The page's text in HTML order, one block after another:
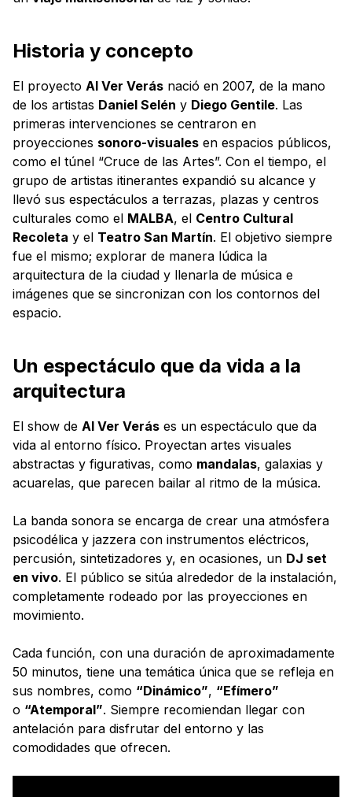
Historia y concepto
El proyecto Al Ver Verás nació en 2007, de la mano
de los artistas Daniel Selén y Diego Gentile. Las
primeras intervenciones se centraron en
proyecciones sonoro-visuales en espacios públicos,
como el túnel “Cruce de las Artes”. Con el tiempo, el
grupo de artistas itinerantes expandió su alcance y
llevó sus espectáculos a terrazas, plazas y centros
culturales como el MALBA, el Centro Cultural
Recoleta y el Teatro San Martín. El objetivo siempre
fue el mismo; explorar de manera lúdica la
arquitectura de la ciudad y llenarla de música e
imágenes que se sincronizan con los contornos del
espacio.
Un espectáculo que da vida a la
arquitectura
El show de Al Ver Verás es un espectáculo que da
vida al entorno físico. Proyectan artes visuales
abstractas y figurativas, como mandalas, galaxias y
acuarelas, que parecen bailar al ritmo de la música.
La banda sonora se encarga de crear una atmósfera
psicodélica y jazzera con instrumentos eléctricos,
percusión, sintetizadores y, en ocasiones, un DJ set
en vivo. El público se sitúa alrededor de la instalación,
completamente rodeado por las proyecciones en
movimiento.
Cada función, con una duración de aproximadamente
50 minutos, tiene una temática única que se refleja en
sus nombres, como “Dinámico”, “Efímero”
o “Atemporal”. Siempre recomiendan llegar con
antelación para disfrutar del entorno y las
comodidades que ofrecen.